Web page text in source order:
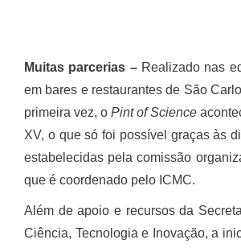
Muitas parcerias – Realizado nas
em bares e restaurantes de São
primeira vez, o Pint of Science
XV, o que só foi possível graças às
estabelecidas pela comissão
que é coordenado pelo ICMC.
Além de apoio e recursos da
Ciência, Tecnologia e Inovação, a